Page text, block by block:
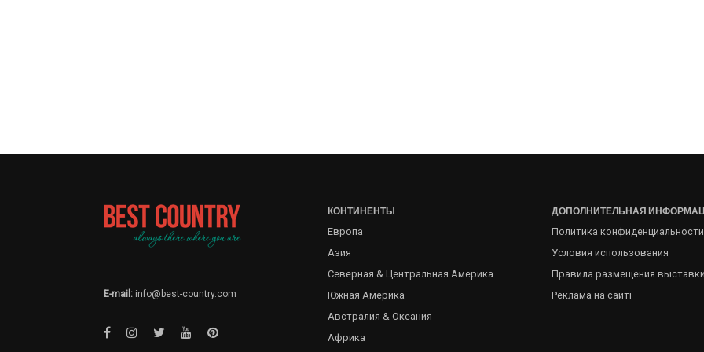
E-mail: info@best-country.com
КОНТИНЕНТЫ
Европа
Азия
Северная & Центральная Америка
Южная Америка
Австралия & Океания
Африка
ДОПОЛНИТЕЛЬНАЯ
Политика конфиденциальности
Условия использования
Правила размещения выставки
Реклама на сайті